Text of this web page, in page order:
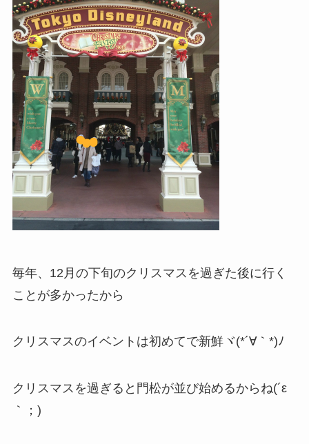
毎年、12月の下旬のクリスマスを過ぎた後に行く
ことが多かったから
クリスマスのイベントは初めてで新鮮ヾ(*´∀｀*)ﾉ
クリスマスを過ぎると門松が並び始めるからね(´ε
｀；)